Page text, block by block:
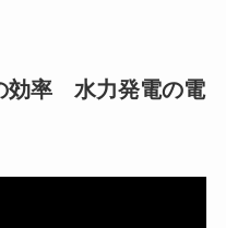
効率 水力発電の電